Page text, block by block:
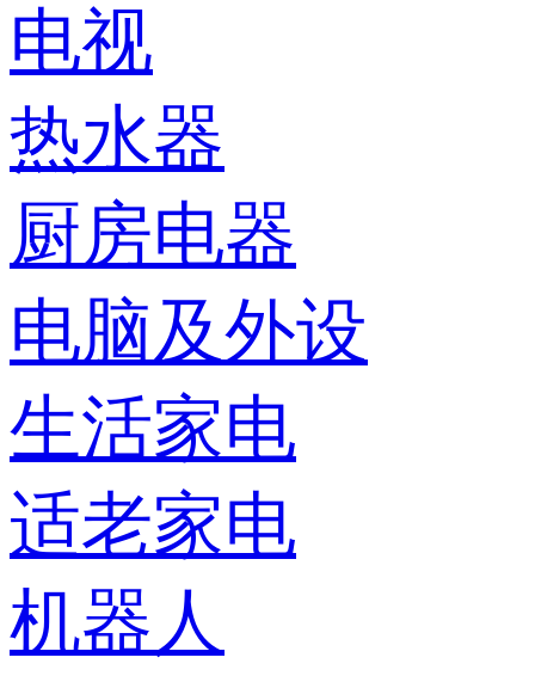
电视
热水器
厨房电器
电脑及外设
生活家电
适老家电
机器人